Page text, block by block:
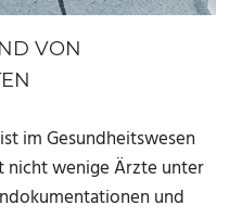
VON
im Gesundheitswesen
nicht wenige Ärzte unter
und